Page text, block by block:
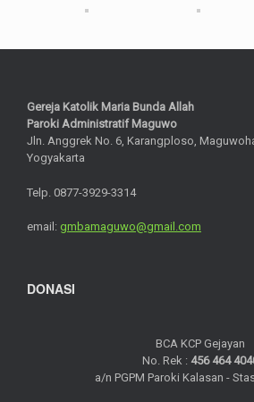
Gereja Katolik Maria Bunda Allah
Paroki Administratif Maguwo
Jln. Anggrek No. 6, Karangploso,
Yogyakarta
Telp. 0877-3929-3314
email: gmbamaguwo@gmail.com
DONASI
BCA KCP Gejayan
No. Rek : 456 464
a/n PGPM Paroki Kalasan -